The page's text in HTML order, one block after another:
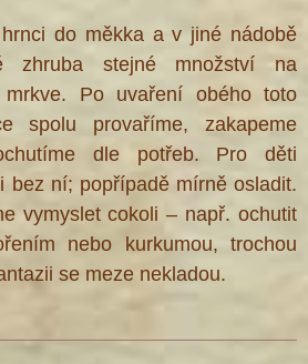
do měkka a v jiné nádobě
zhruba stejné množství na
mrkve. Po uvaření obého toto
spolu provaříme, zakapeme
dle potřeb. Pro děti
bez ní; popřípadě mírně osladit.
vymyslet cokoli – např. ochutit
nebo kurkumou, trochou
se meze nekladou.